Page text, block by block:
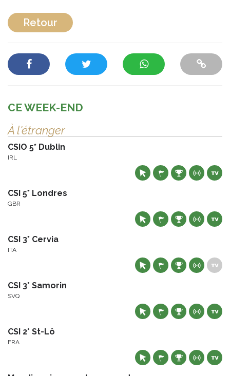
Retour
CE WEEK-END
À l'étranger
CSIO 5* Dublin
IRL
CSI 5* Londres
GBR
CSI 3* Cervia
ITA
CSI 3* Samorin
SVQ
CSI 2* St-Lô
FRA